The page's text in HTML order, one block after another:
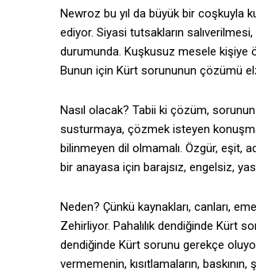
Newroz bu yıl da büyük bir coşkuyla
ediyor. Siyasi tutsakların
durumunda. Kuşkusuz mesele kişiye
Bunun için Kürt sorununun çözümü
Nasıl olacak? Tabii ki çözüm,
susturmaya, çözmek isteyen
bilinmeyen dil olmamalı. Özgür, eşit,
bir anayasa için barajsız, engelsiz,
Neden? Çünkü kaynakları, canları,
Zehirliyor. Pahalılık dendiğinde Kürt
dendiğinde Kürt sorunu gerekçe
vermemenin, kısıtlamaların,